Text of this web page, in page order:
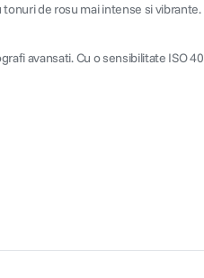
de rosu mai intense si
avansati. Cu o sensibilitate ISO